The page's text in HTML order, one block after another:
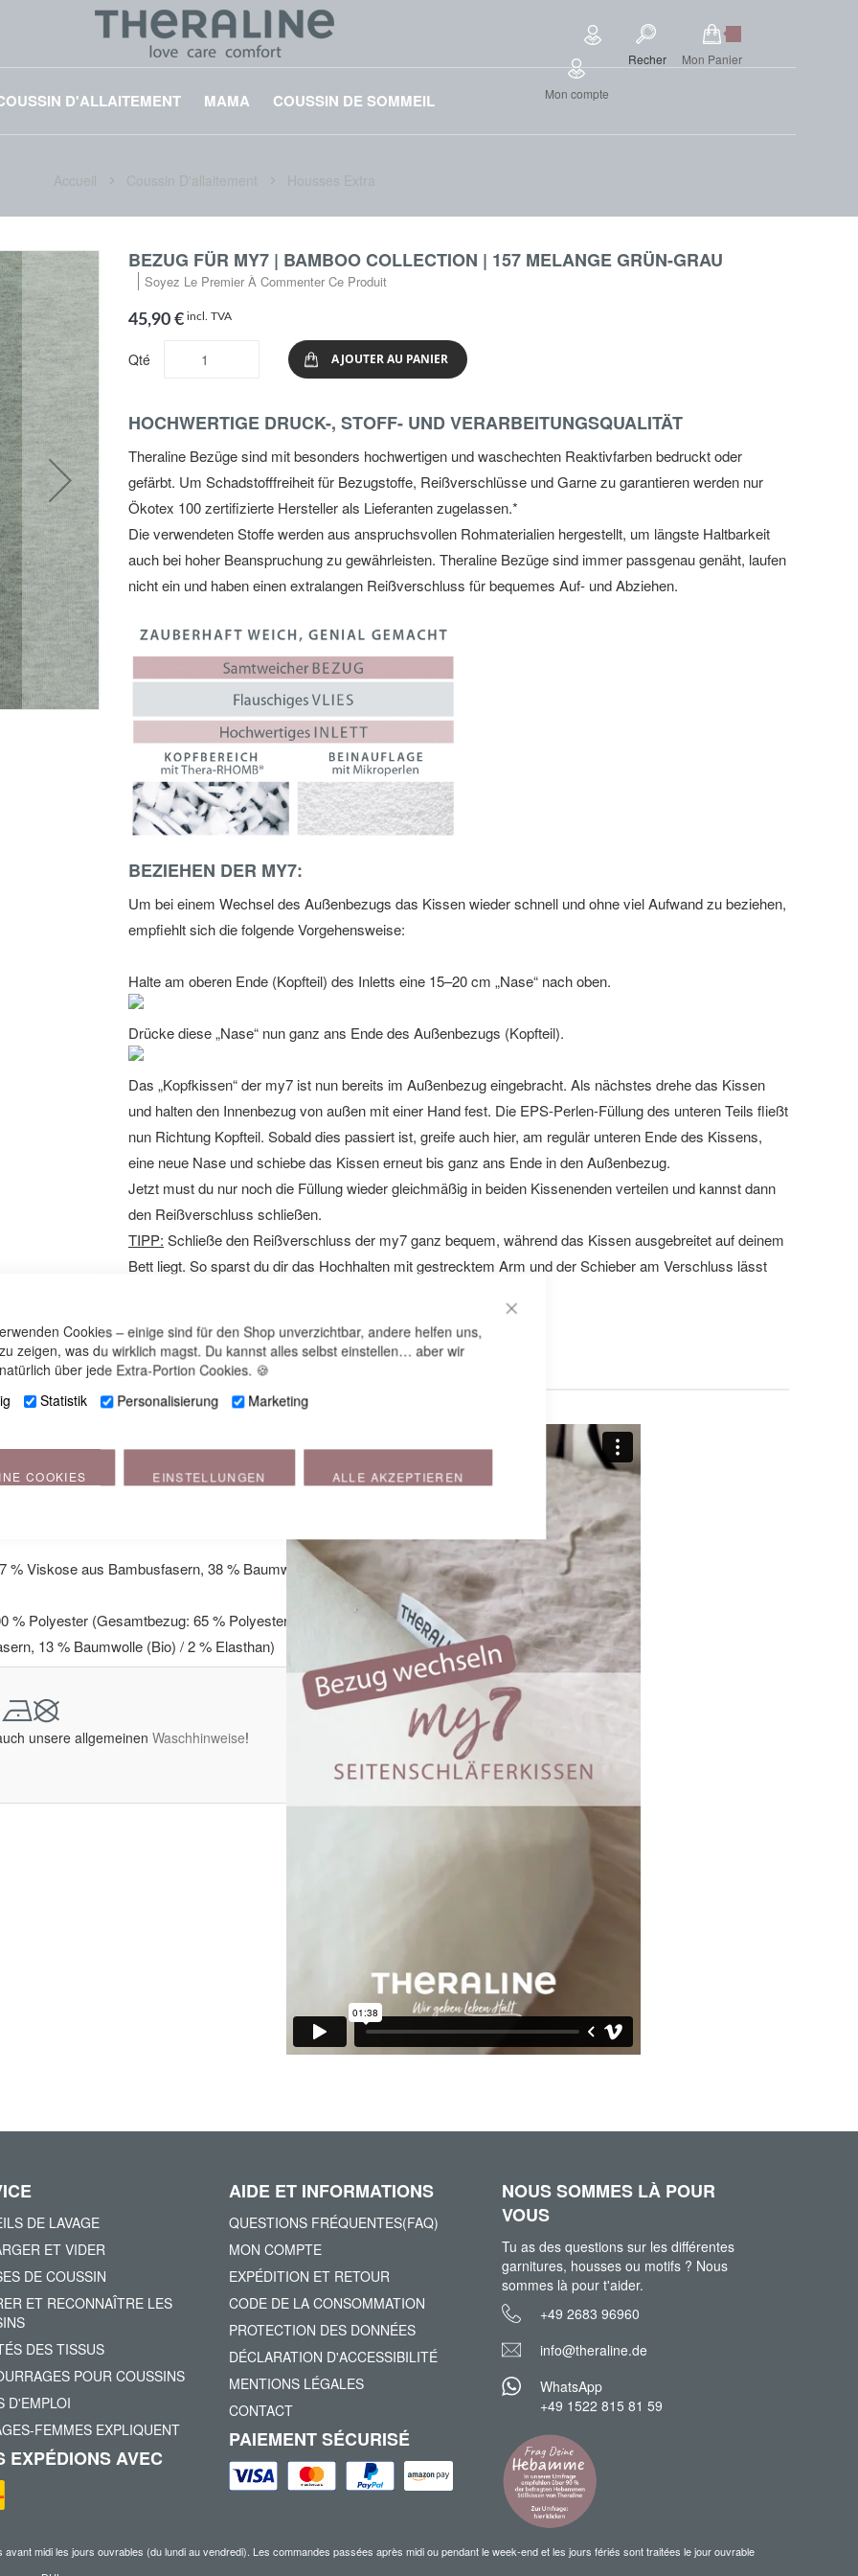
Cookies – einige sind für den Shop unverzichtbar, andere helfen uns,
zeigen, was du wirklich magst. Du kannst alles selbst einstellen… aber wir
über jede Extra-Portion Cookies. 🍪
Statistik Personalisierung Marketing
ALLE AKZEPTIEREN
EINSTELLUNGEN
COOKIES
Mon Panier
Recher
Mon compte
D'ALLAITEMENT MAMA COUSSIN DE SOMMEIL
Accueil Coussin D'allaitement Housses Extra
BEZUG FÜR MY7 | BAMBOO COLLECTION | 157 MELANGE GRÜN-GRAU
Soyez Le Premier À Commenter Ce Produit
45,90 € incl. TVA
Qté AJOUTER AU PANIER
HOCHWERTIGE DRUCK-, STOFF- UND VERARBEITUNGSQUALITÄT
Theraline Bezüge sind mit besonders hochwertigen und waschechten Reaktivfarben bedruckt oder
gefärbt. Um Schadstofffreiheit für Bezugstoffe, Reißverschlüsse und Garne zu garantieren werden nur
Ökotex 100 zertifizierte Hersteller als Lieferanten zugelassen.*
Die verwendeten Stoffe werden aus anspruchsvollen Rohmaterialien hergestellt, um längste Haltbarkeit
auch bei hoher Beanspruchung zu gewährleisten. Theraline Bezüge sind immer passgenau genäht, laufen
nicht ein und haben einen extralangen Reißverschluss für bequemes Auf- und Abziehen.
BEZIEHEN DER MY7:
Um bei einem Wechsel des Außenbezugs das Kissen wieder schnell und ohne viel Aufwand zu beziehen,
empfiehlt sich die folgende Vorgehensweise:
Halte am oberen Ende (Kopfteil) des Inletts eine 15–20 cm „Nase“ nach oben.
Drücke diese „Nase“ nun ganz ans Ende des Außenbezugs (Kopfteil).
Das „Kopfkissen“ der my7 ist nun bereits im Außenbezug eingebracht. Als nächstes drehe das Kissen
und halten den Innenbezug von außen mit einer Hand fest. Die EPS-Perlen-Füllung des unteren Teils fließt
nun Richtung Kopfteil. Sobald dies passiert ist, greife auch hier, am regulär unteren Ende des Kissens,
eine neue Nase und schiebe das Kissen erneut bis ganz ans Ende in den Außenbezug.
Jetzt must du nur noch die Füllung wieder gleichmäßig in beiden Kissenenden verteilen und kannst dann
den Reißverschluss schließen.
TIPP: Schließe den Reißverschluss der my7 ganz bequem, während das Kissen ausgebreitet auf deinem
Bett liegt. So sparst du dir das Hochhalten mit gestrecktem Arm und der Schieber am Verschluss lässt
% Viskose aus Bambusfasern, 38 % Baumwolle (Bio), 5 %
% Polyester (Gesamtbezug: 65 % Polyester, 20 % Viskose
13 % Baumwolle (Bio) / 2 % Elasthan)
unsere allgemeinen Waschhinweise!
FRAGEN (FAQ)
DE LAVAGE
ET VIDER
DE COUSSIN
ET RECONNAÎTRE LES
DES TISSUS
POUR COUSSINS
D'EMPLOI
FEMMES EXPLIQUENT
EXPÉDIONS AVEC
AIDE ET INFORMATIONS
QUESTIONS FRÉQUENTES(FAQ)
MON COMPTE
EXPÉDITION ET RETOUR
CODE DE LA CONSOMMATION
PROTECTION DES DONNÉES
DÉCLARATION D'ACCESSIBILITÉ
MENTIONS LÉGALES
CONTACT
PAIEMENT SÉCURISÉ
NOUS SOMMES LÀ POUR
VOUS
Tu as des questions sur les différentes
garnitures, housses ou motifs ? Nous
sommes là pour t'aider.
+49 2683 96960
info@theraline.de
WhatsApp
+49 1522 815 81 59
midi les jours ouvrables (du lundi au vendredi). Les commandes passées après midi ou pendant le week-end et les jours fériés sont traitées le jour ouvrable